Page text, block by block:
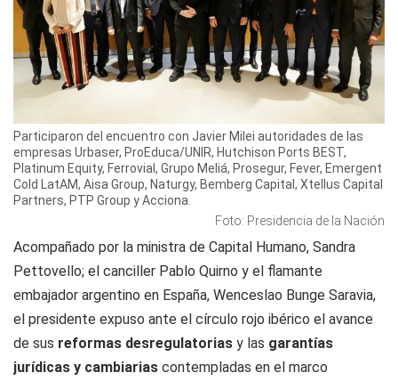
Participaron del encuentro con Javier Milei autoridades de las
empresas Urbaser, ProEduca/UNIR, Hutchison Ports BEST,
Platinum Equity, Ferrovial, Grupo Meliá, Prosegur, Fever, Emergent
Cold LatAM, Aisa Group, Naturgy, Bemberg Capital, Xtellus Capital
Partners, PTP Group y Acciona.
Foto: Presidencia de la Nación
Acompañado por la ministra de Capital Humano, Sandra
Pettovello; el canciller Pablo Quirno y el flamante
embajador argentino en España, Wenceslao Bunge Saravia,
el presidente expuso ante el círculo rojo ibérico el avance
de sus reformas desregulatorias y las garantías
jurídicas y cambiarias contempladas en el marco